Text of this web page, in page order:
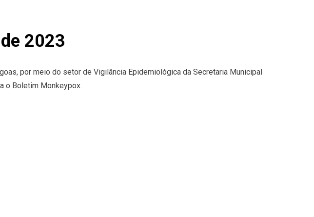
2023
por meio do setor de Vigilância Epidemiológica da Secretaria Municipal
o Boletim Monkeypox.